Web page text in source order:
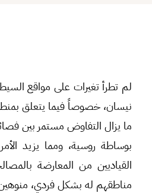
نيسان، خصوصاً فيما يتعلق
ما يزال التفاوض مستمر بين
بوساطة روسية، ومما يزيد
القياديين من المعارضة
مناطقهم له بشكل فردي، منوهين